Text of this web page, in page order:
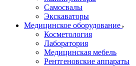
Самосвалы
Экскаваторы
Медицинское оборудование
Косметология
Лаборатория
Медицинская мебель
Рентгеновские аппараты